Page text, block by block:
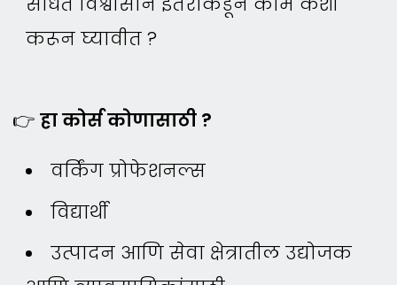
करून घ्यावीत ?
👉हा कोर्स कोणासाठी ?
वर्किंग प्रोफेशनल्स
विद्यार्थी
उत्पादन आणि सेवा क्षेत्रातील उद्योजक